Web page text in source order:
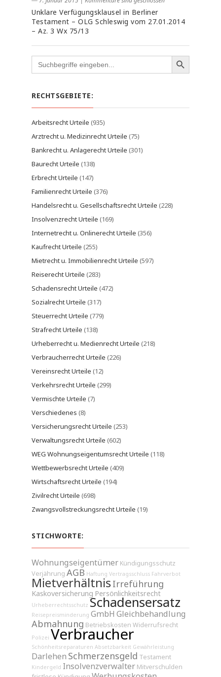
Unklare Verfügungsklausel in Berliner
Testament – OLG Schleswig vom 27.01.2014
– Az. 3 Wx 75/13
Search
for:
RECHTSGEBIETE:
Arbeitsrecht Urteile (935)
Arztrecht u. Medizinrecht Urteile (75)
Bankrecht u. Anlagerecht Urteile (301)
Baurecht Urteile (138)
Erbrecht Urteile (147)
Familienrecht Urteile (376)
Handelsrecht u. Gesellschaftsrecht Urteile (228)
Insolvenzrecht Urteile (169)
Internetrecht u. Onlinerecht Urteile (356)
Kaufrecht Urteile (255)
Mietrecht u. Immobilienrecht Urteile (597)
Reiserecht Urteile (283)
Schadensrecht Urteile (472)
Sozialrecht Urteile (317)
Steuerrecht Urteile (779)
Strafrecht Urteile (138)
Urheberrecht u. Medienrecht Urteile (218)
Verbraucherrecht Urteile (226)
Vereinsrecht Urteile (12)
Verkehrsrecht Urteile (299)
Vermischte Urteile (7)
Verschiedenes (8)
Versicherungsrecht Urteile (253)
Verwaltungsrecht Urteile (602)
WEG Wohnungseigentumsrecht Urteile (118)
Wettbewerbsrecht Urteile (409)
Wirtschaftsrecht Urteile (194)
Zivilrecht Urteile (698)
Zwangsvollstreckungsrecht Urteile (19)
STICHWORTE:
Wohnungseigentümer Kündigungsschutz
Verjährung AGB Haftung Vertragsschluss Fahrverbot
Mietverhältnis Irreführung
Kaskoversicherung Persönlichkeitsrecht
Urheberrechtsschutz Schadensersatz
Reisepreisminderung GmbH Gleichbehandlung
Abmahnung Betriebskosten Widerrufsrecht
Polizei Verbraucher
Schönheitsreparaturen Absetzbarkeit Gewährleistung
Darlehen Schmerzensgeld Testament
Kindergeld Insolvenzverwalter Mitverschulden